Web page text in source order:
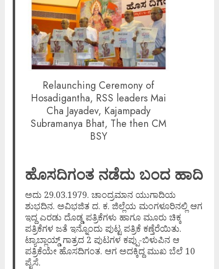
Relaunching Ceremony of
Hosadigantha, RSS leaders Mai
Cha Jayadev, Kajampady
Subramanya Bhat, The then CM
BSY
ಹೊಸದಿಗಂತ ನಡೆದು ಬಂದ ಹಾದಿ
ಅದು 29.03.1979. ಚಾಂದ್ರಮಾನ ಯುಗಾದಿಯ
ಶುಭದಿನ. ಅವಿಭಜಿತ ದ. ಕ. ಜಿಲ್ಲೆಯ ಮಂಗಳೂರಿನಲ್ಲಿ ಆಗ
ಇದ್ದ ಎರಡು ದೊಡ್ಡ ಪತ್ರಿಕೆಗಳು ಹಾಗೂ ಮೂರು ಚಿಕ್ಕ
ಪತ್ರಿಕೆಗಳ ಜತೆ ಇನ್ನೊಂದು ಪುಟ್ಟ ಪತ್ರಿಕೆ ಕಣ್ತೆರೆಯಿತು.
ಟ್ಯಾಬ್ಲಾಯ್ಡ್ ಗಾತ್ರದ 2 ಪುಟಗಳ ಕಪ್ಪು-ಬಿಳುಪಿನ ಆ
ಪತ್ರಿಕೆಯೇ ಹೊಸದಿಗಂತ. ಆಗ ಅದಕ್ಕಿದ್ದ ಮುಖ ಬೆಲೆ 10
ಪೈಸೆ.